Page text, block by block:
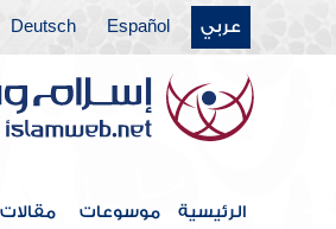
عربي Español
Deutsch
الرئيسية موسوعات مقالات